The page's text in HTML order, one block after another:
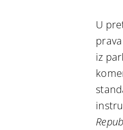
U
iz